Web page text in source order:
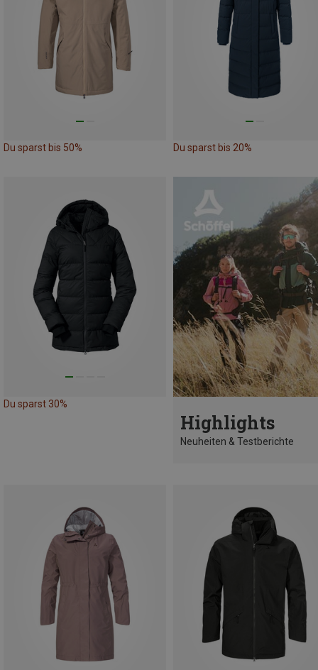
Du sparst bis 50% Du sparst bis 20%
Du sparst 30%
Highlights
Neuheiten & Testberichte